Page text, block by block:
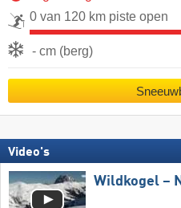
0 van 120 km piste open
- cm (berg)
Video's
Wildkogel –